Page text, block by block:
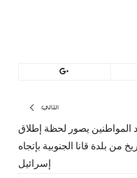
التالي
المواطنين يصور لحظة إطلاق
من بلدة قانا الجنوبية بإتجاه
إسرائيل